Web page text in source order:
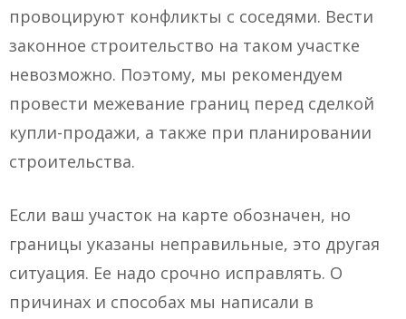
провоцируют конфликты с соседями. Вести
законное строительство на таком участке
невозможно. Поэтому, мы рекомендуем
провести межевание границ перед сделкой
купли-продажи, а также при планировании
строительства.
Если ваш участок на карте обозначен, но
границы указаны неправильные, это другая
ситуация. Ее надо срочно исправлять. О
причинах и способах мы написали в